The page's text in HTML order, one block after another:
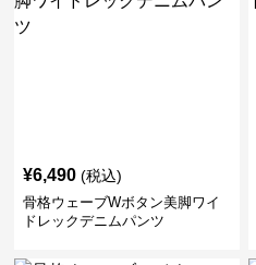
¥6,490 (税込)
骨格ウェーブWボタン美脚ワイ
ドレックデニムパンツ